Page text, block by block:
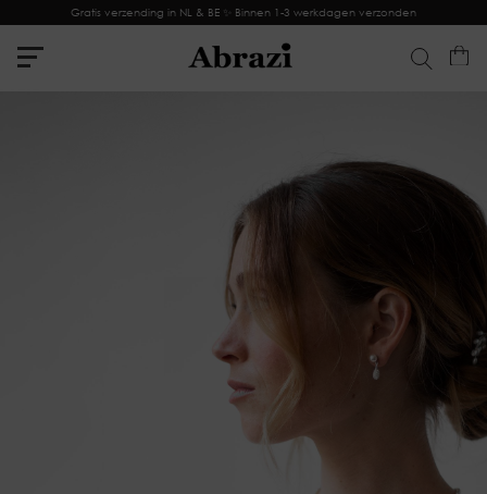
Gratis verzending in NL & BE ✨ Binnen 1-3 werkdagen verzonden